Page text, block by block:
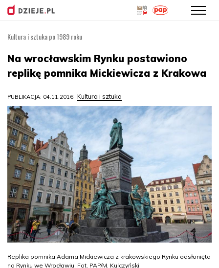
treści
Kultura i sztuka po 1989 roku
Na wrocławskim Rynku postawiono
replikę pomnika Mickiewicza z Krakowa
PUBLIKACJA: 04.11.2016 Kultura i sztuka
Replika pomnika Adama Mickiewicza z krakowskiego Rynku odsłonięta
na Rynku we Wrocławiu. Fot. PAP/M. Kulczyński